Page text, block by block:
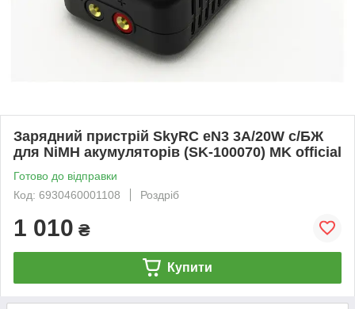
Зарядний пристрій SkyRC eN3 3A/20W с/БЖ
для NiMH акумуляторів (SK-100070) MK official
Готово до відправки
Код: 6930460001108
Роздріб
1 010 ₴
Купити